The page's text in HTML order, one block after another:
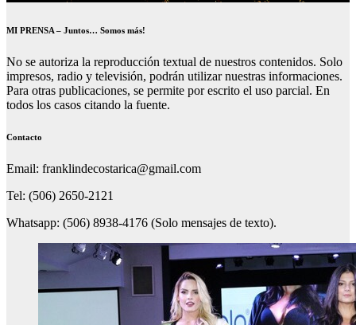
MI PRENSA – Juntos… Somos más!
No se autoriza la reproducción textual de nuestros contenidos. Solo
impresos, radio y televisión, podrán utilizar nuestras informaciones.
Para otras publicaciones, se permite por escrito el uso parcial. En
todos los casos citando la fuente.
Contacto
Email: franklindecostarica@gmail.com
Tel: (506) 2650-2121
Whatsapp: (506) 8938-4176 (Solo mensajes de texto).